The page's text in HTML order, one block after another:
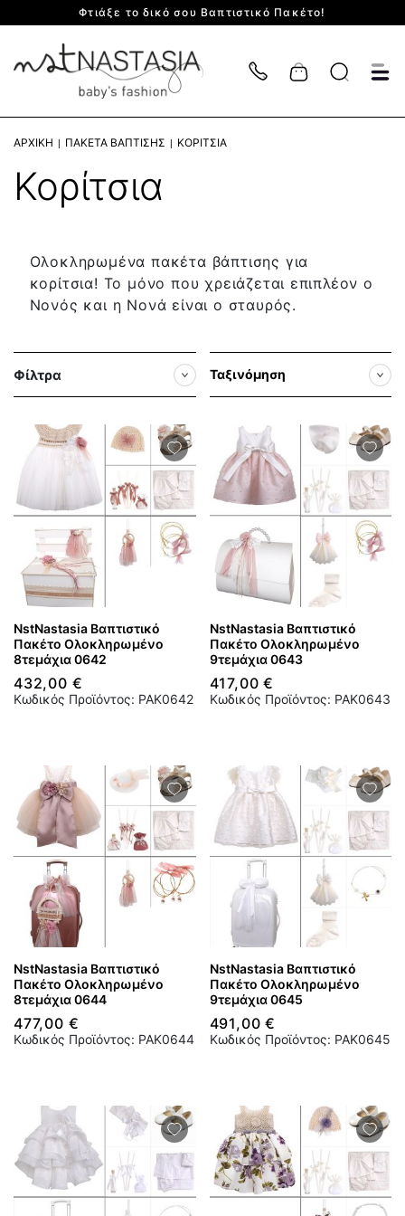
Φτιάξε το δικό σου Βαπτιστικό Πακέτο!
Cart
ΑΡΧΙΚΉ ΠΑΚΈΤΑ ΒΆΠΤΙΣΗΣ ΚΟΡΊΤΣΙΑ
Κορίτσια
Ολοκληρωμένα πακέτα βάπτισης για
κορίτσια! Το μόνο που χρειάζεται επιπλέον ο
Νονός και η Νονά είναι ο σταυρός.
Ταξινόμηση
NstNastasia Βαπτιστικό
Πακέτο Ολοκληρωμένο
8τεμάχια 0642
432,00 €
Κωδικός Προϊόντος: PAK0642
NstNastasia Βαπτιστικό
Πακέτο Ολοκληρωμένο
9τεμάχια 0643
417,00 €
Κωδικός Προϊόντος: PAK0643
NstNastasia Βαπτιστικό
Πακέτο Ολοκληρωμένο
8τεμάχια 0644
477,00 €
Κωδικός Προϊόντος: PAK0644
NstNastasia Βαπτιστικό
Πακέτο Ολοκληρωμένο
9τεμάχια 0645
491,00 €
Κωδικός Προϊόντος: PAK0645
Φίλτρα